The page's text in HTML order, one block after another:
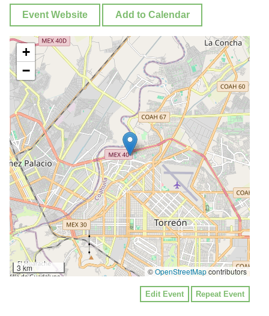
Event Website Add to Calendar
+
−
3 km ©OpenStreetMapcontributors
Edit Event Repeat Event